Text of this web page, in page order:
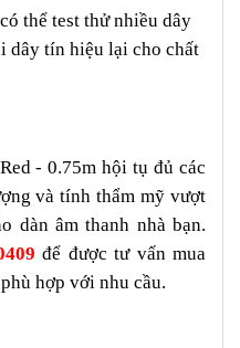
thể test thử nhiều dây
dây tín hiệu lại cho chất
- 0.75m hội tụ đủ các
và tính thẩm mỹ vượt
dàn âm thanh nhà bạn.
để được tư vấn mua
hợp với nhu cầu.